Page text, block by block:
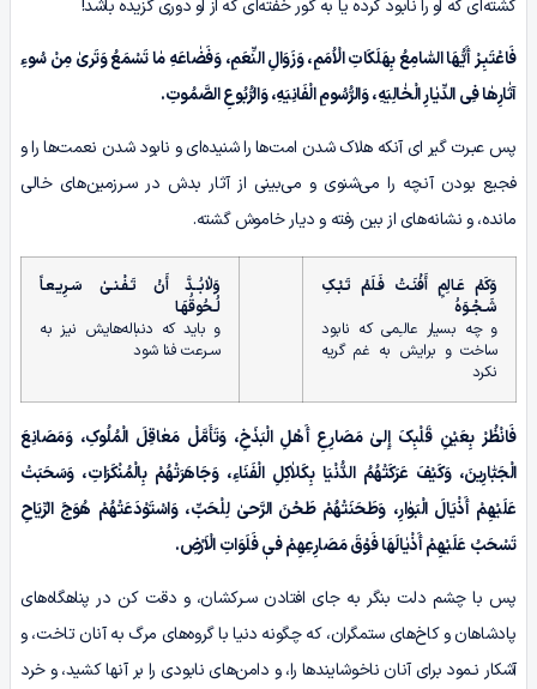
کشته‌ای که او را نابود کرده یا به گور خفته‌ای که از او دوری گزیده باشد!
فَاعْتَبِـرْ أَیُّهَا السّٰامِعُ بِهَلَکَاتِ الْاُمَمِ، وَزَوَالِ النِّعَمِ، وَفَضٰاعَهِ مٰا تَسْمَعُ وَتَرىٰ مِنْ سُوءِ
آثٰارِهٰا فِی الدِّیٰارِ الْخٰالِیَهِ، وَالرُّسُومِ الْفَانِیَهِ، وَالرُّبُوعِ الصَّمُوتِ.
پس عبـرت گیر ای آنکه هلاک شدن امت‌ها را شنیده‌ای و نابود شدن نعمت‌ها را و
فجیع بودن آنچه را می‌شنوی و می‌بینی از آثار بدش در سـرزمین‌های خالی
مانده، و نشانه‌های از بین رفته و دیار خاموش گشته.
وَکَمْ عَـالِمٍ أَفْنَـتْ فَـلَمْ تَـبْـکِ
شَـجْـوَہُ
و چه بسیار عالـِمی که نابود
ساخت و برایش به غم گریه
نکرد
وَلاٰبُــدَّ أَنْ تَـفْـنـىٰ سَـرِیـعـاً
لُـحُوقُهَـا
و باید که دنباله‌هایش نیز به
سـرعت فنا شود
فَانْظُرْ بِعَیْنِ قَلْبِکَ إِلیٰ مَصَارِعِ أَهْلِ الْبَذَخِ، وَتَأَمَّلْ مَعٰاقِلَ الْمُلُوکِ، وَمَصَانِعَ
الْجَبّٰارِینَ، وَکَیْفَ عَرَکَتْهُمُ الدُّنْیَا بِکَلاٰکِلِ الْفَنَاءِ، وَجَاهَرَتْهُمْ بِالْمُنْکَرَاتِ، وَسَحَبَتْ
عَلَیْهِمْ أَذْیَالَ الْبَوٰارِ، وَطَحَنَتْهُمْ طَحْنَ الرَّحىٰ لِلْحَبِّ، وَاسْتَوْدَعَتْهُمْ هُوَجَ الرِّیَاحِ
تَسْحَبُ عَلَیْهِمْ أَذْیٰالَهَا فَوْقَ مَصَارِعِهِمْ فیٖ فَلَوَاتِ الْاَرْضِ.
پس با چشم دلت بنگر به جای افتادن سـرکشان، و دقت کن در پناهگاه‌های
پادشاهان و کاخ‌های ستمگران، که چگونه دنیا با گروه‌های مرگ به آنان تاخت، و
آشکار نـمود برای آنان ناخوشایندها را، و دامن‌های نابودی را بر آنها کشید، و خرد